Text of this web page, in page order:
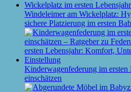
Windeleimer am Wickelplatz:
sichere Platzierung im ersten
Kinderwagenfederung im ersten
einschätzen